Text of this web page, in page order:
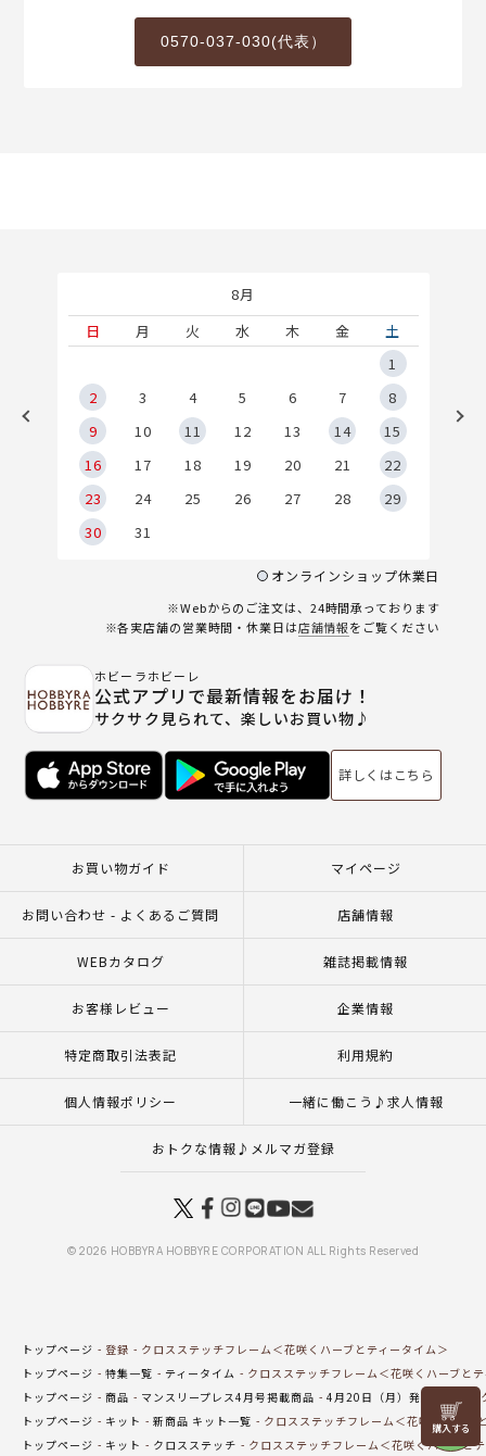
リリヤン
フェア
0570-037-030(代表）
8月
日
月 火 水 木 金
土
1
2
3 4 5 6 7
8
9
10 11 12 13 14
15
16
17 18 19 20 21
22
23
24 25 26 27 28
29
30
31
オンラインショップ休業日
※Webからのご注文は、24時間承っております
※各実店舗の営業時間・休業日は店舗情報をご覧ください
ホビーラホビーレ
公式アプリで最新情報をお届け！
サクサク見られて、楽しいお買い物♪
詳しくはこちら
お買い物ガイド マイページ
お問い合わせ - よくあるご質問 店舗情報
WEBカタログ 雑誌掲載情報
お客様レビュー 企業情報
特定商取引法表記 利用規約
個人情報ポリシー 一緒に働こう♪求人情報
おトクな情報♪メルマガ登録
© 2026 HOBBYRA HOBBYRE CORPORATION ALL Rights Reserved
トップページ 登録
クロスステッチフレーム＜花咲くハーブとティータイム＞
トップページ
特集一覧 ティータイム
クロスステッチフレーム＜花咲くハーブと
トップページ
商品 マンスリープレス4月号掲載商品 4月20日（月）発売の商品
トップページ
キット 新商品 キット一覧
クロスステッチフレーム＜花咲くハーブ
トップページ
キット クロスステッチ クロスステッチフレーム＜花咲くハーブと